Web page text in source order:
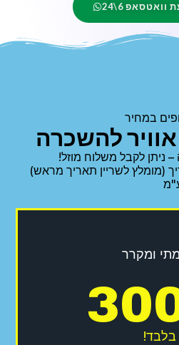
6\24
במחיר
להשכרה
ניתן לקבל משלוח מוזל!
(מומלץ לשריין תאריך מראש)
ומקרר
בלבד!